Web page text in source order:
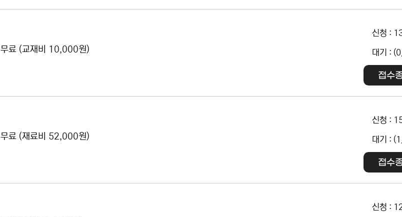
무료 (교재비 10,000원)
신청 :
대기 :
접수
무료 (재료비 52,000원)
신청 :
대기 :
접수
신청 :